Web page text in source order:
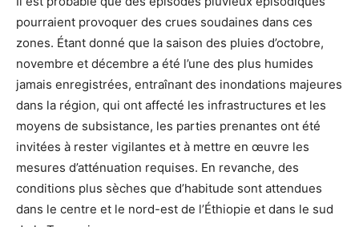
pourraient provoquer des crues soudaines dans ces
zones. Étant donné que la saison des pluies d’octobre,
novembre et décembre a été l’une des plus humides
jamais enregistrées, entraînant des inondations majeures
dans la région, qui ont affecté les infrastructures et les
moyens de subsistance, les parties prenantes ont été
invitées à rester vigilantes et à mettre en œuvre les
mesures d’atténuation requises. En revanche, des
conditions plus sèches que d’habitude sont attendues
dans le centre et le nord-est de l’Éthiopie et dans le sud